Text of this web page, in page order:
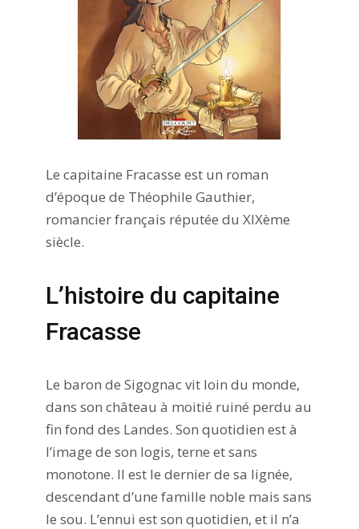
Le capitaine Fracasse est un roman
d’époque de Théophile Gauthier,
romancier français réputée du XIXème
siècle.
L’histoire du capitaine
Fracasse
Le baron de Sigognac vit loin du monde,
dans son château à moitié ruiné perdu au
fin fond des Landes. Son quotidien est à
l’image de son logis, terne et sans
monotone. Il est le dernier de sa lignée,
descendant d’une famille noble mais sans
le sou. L’ennui est son quotidien, et il n’a